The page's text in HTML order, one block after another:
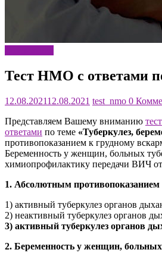
Тест НМО с ответами
12.08.202112.08.2021 test_nmo 0
Представляем Вашему вниманию тест
ответами по теме «Туберкулез,
противопоказанием к грудному
Беременность у женщин, больных
химиопрофилактику передачи ВИЧ
1. Абсолютным
1) активный туберкулез органов
2) неактивный туберкулез органов
3) активный туберкулез органов
2. Беременность у женщин, больных